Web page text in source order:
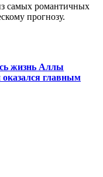
самых романтичных
прогнозу.
жизнь Аллы
главным